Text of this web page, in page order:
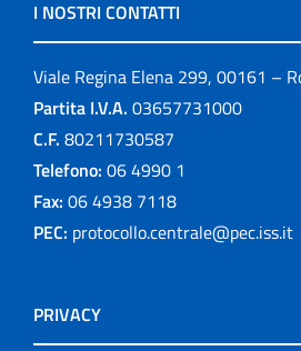
I NOSTRI CONTATTI
Viale Regina Elena 299, 00161 –
Partita I.V.A. 03657731000
C.F. 80211730587
Telefono: 06 4990 1
Fax: 06 4938 7118
PEC: protocollo.centrale@pec.iss.it
PRIVACY